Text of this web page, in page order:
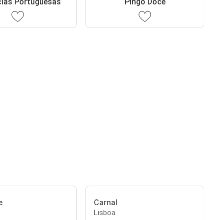
Carnal
Lisboa